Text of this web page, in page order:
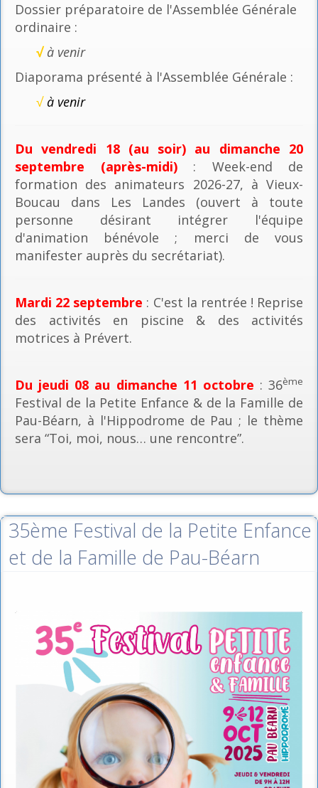
Dossier préparatoire de l'Assemblée Générale
ordinaire :
√ à venir
Diaporama présenté à l'Assemblée Générale :
√à venir
Du vendredi 18 (au soir) au dimanche 20
septembre (après-midi): Week-end de
formation des animateurs 2026-27, à Vieux-
Boucau dans Les Landes (ouvert à toute
personne désirant intégrer l'équipe
d'animation bénévole ; merci de vous
manifester auprès du secrétariat).
Mardi 22 septembre : C'est la rentrée ! Reprise
des activités en piscine & des activités
motrices à Prévert.
Du jeudi 08 au dimanche 11 octobre : 36ème
Festival de la Petite Enfance & de la Famille de
Pau-Béarn, à l'Hippodrome de Pau ; le thème
sera “Toi, moi, nous… une rencontre”.
35ème Festival de la Petite Enfance
et de la Famille de Pau-Béarn